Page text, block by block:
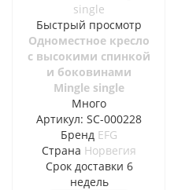
Быстрый просмотр
Одноместное кресло
с высокими спинкой
и боковинами
Mingle single
Много
Артикул: SC-000228
Бренд EFG
Страна Норвегия
Cрок доставки 6
недель